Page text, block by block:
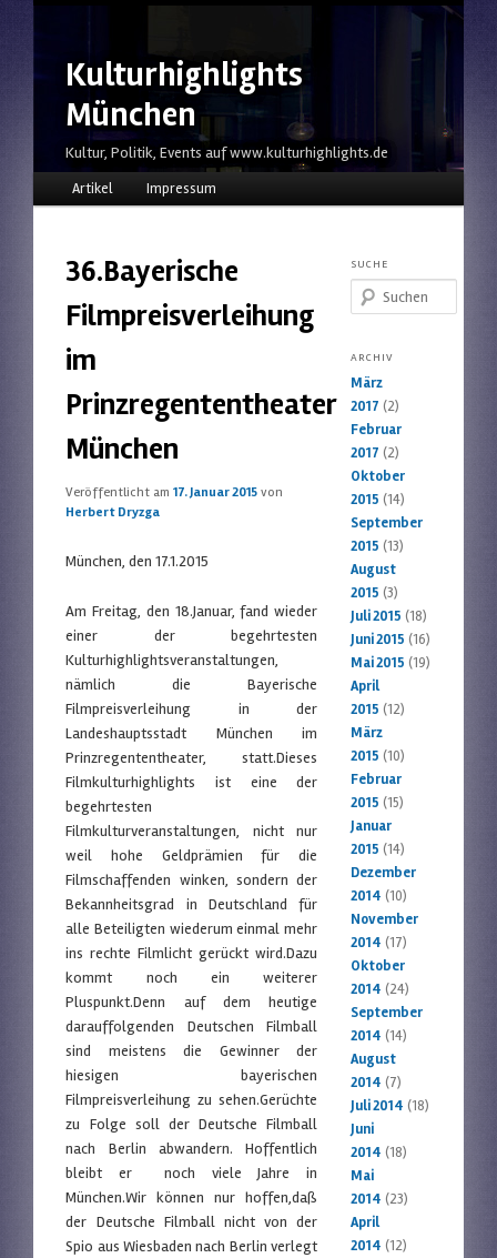
Kulturhighlights
München
Kultur, Politik, Events auf www.kulturhighlights.de
HauptmenüZum Inhalt wechseln
Zum sekundären Inhalt wechseln
Artikel Impressum
36.Bayerische
Filmpreisverleihung
im
Prinzregententheater
München
Veröffentlicht am17. Januar 2015 von
Herbert Dryzga
München, den 17.1.2015
Am Freitag, den 18.Januar, fand wieder
einer der begehrtesten
Kulturhighlightsveranstaltungen,
nämlich die Bayerische
Filmpreisverleihung in der
Landeshauptsstadt München im
Prinzregententheater, statt.Dieses
Filmkulturhighlights ist eine der
begehrtesten
Filmkulturveranstaltungen, nicht nur
weil hohe Geldprämien für die
Filmschaffenden winken, sondern der
Bekannheitsgrad in Deutschland für
alle Beteiligten wiederum einmal mehr
ins rechte Filmlicht gerückt wird.Dazu
kommt noch ein weiterer
Pluspunkt.Denn auf dem heutige
darauffolgenden Deutschen Filmball
sind meistens die Gewinner der
hiesigen bayerischen
Filmpreisverleihung zu sehen.Gerüchte
zu Folge soll der Deutsche Filmball
nach Berlin abwandern. Hoffentlich
bleibt er noch viele Jahre in
München.Wir können nur hoffen,daß
der Deutsche Filmball nicht von der
Spio aus Wiesbaden nach Berlin verlegt
SUCHE
Suchen
ARCHIV
März
2017 (2)
Februar
2017 (2)
Oktober
2015 (14)
September
2015 (13)
August
2015 (3)
Juli 2015 (18)
Juni 2015 (16)
Mai 2015 (19)
April
2015 (12)
März
2015 (10)
Februar
2015 (15)
Januar
2015 (14)
Dezember
2014 (10)
November
2014 (17)
Oktober
2014 (24)
September
2014 (14)
August
2014 (7)
Juli 2014 (18)
Juni
2014 (18)
Mai
2014 (23)
April
2014 (12)